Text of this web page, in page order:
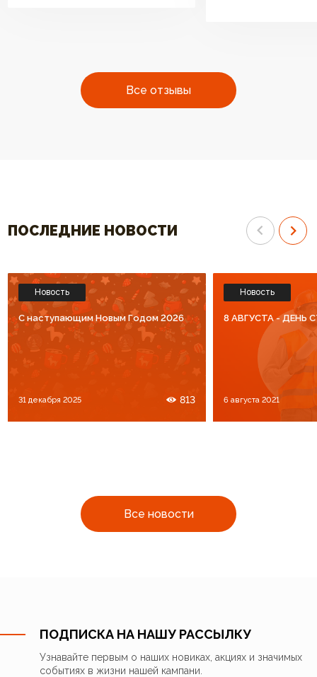
Все отзывы
чисто . Оборудование работает
бесшумно.Очень довольны что
выбрали ваш котел. Огромное
очень много людей
одном месте
отопления высокого
ПОСЛЕДНИЕ НОВОСТИ
Все новости
Новость
C наступающим Новым Годом 2026
31 декабря 2025 813
Новость
8 АВГУСТА - ДЕНЬ
6 августа 2021
ПОДПИСКА НА НАШУ РАССЫЛКУ
Узнавайте первым о наших новиках, акциях и значимых
событиях в жизни нашей кампани.